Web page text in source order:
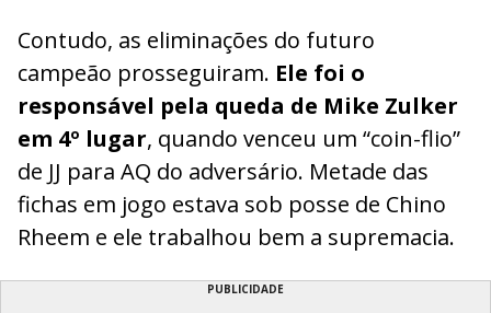
Contudo, as eliminações do futuro
campeão prosseguiram. Ele foi o
responsável pela queda de Mike Zulker
em 4º lugar, quando venceu um “coin-flio”
de JJ para AQ do adversário. Metade das
fichas em jogo estava sob posse de Chino
Rheem e ele trabalhou bem a supremacia.
PUBLICIDADE